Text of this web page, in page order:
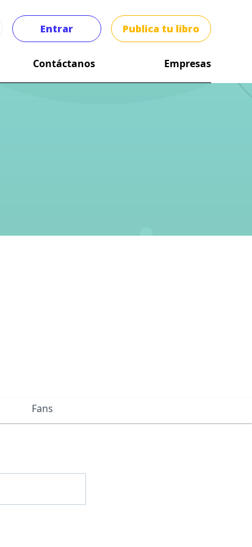
Entrar Publica tu libro
Contáctanos Empresas
Fans